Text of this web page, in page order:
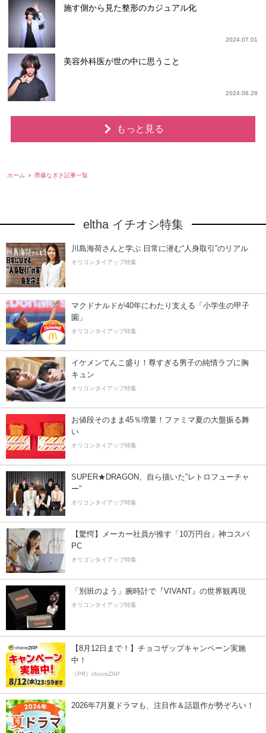
施す側から見た整形のカジュアル化
2024.07.01
美容外科医が世の中に思うこと
2024.06.28
もっと見る
ホーム 齊藤なぎさ記事一覧
eltha イチオシ特集
川島海荷さんと学ぶ 日常に潜む“人身取引”のリアル
オリコンタイアップ特集
マクドナルドが40年にわたり支える「小学生の甲子
園」
オリコンタイアップ特集
イケメンてんこ盛り！尊すぎる男子の純情ラブに胸
キュン
オリコンタイアップ特集
お値段そのまま45％増量！ファミマ夏の大盤振る舞
い
オリコンタイアップ特集
SUPER★DRAGON、自ら描いた”レトロフューチャ
ー”
オリコンタイアップ特集
【驚愕】メーカー社員が推す「10万円台」神コスパ
PC
オリコンタイアップ特集
「別班のよう」腕時計で『VIVANT』の世界観再現
オリコンタイアップ特集
【8月12日まで！】チョコザップキャンペーン実施
中！
（PR）chocoZAP
2026年7月夏ドラマも、注目作＆話題作が勢ぞろい！